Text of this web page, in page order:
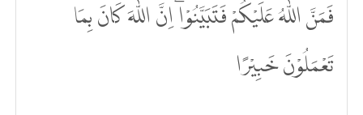
فَمَنَّ اللّٰهُ عَلَيْكُمْ فَتَبَيَّنُوْاۗ اِنَّ اللّٰهَ كَانَ بِمَا
تَعْمَلُوْنَ خَبِيْرًا